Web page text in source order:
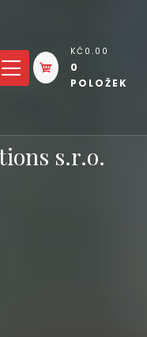
KČ0.00
0
POLOŽEK
s.r.o.